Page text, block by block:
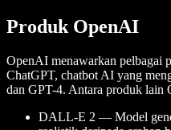
Produk OpenAI
OpenAI menawarkan pelbagai
ChatGPT, chatbot AI yang
dan GPT-4. Antara produk lain
DALL-E 2 — Model